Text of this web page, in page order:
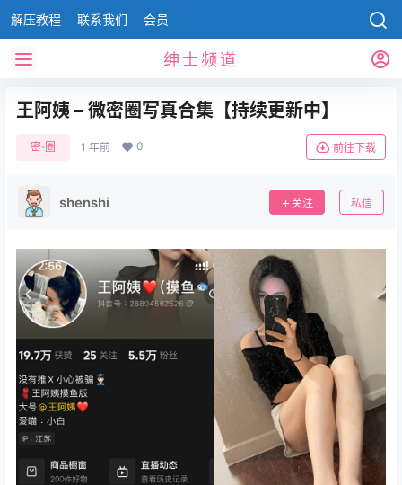
解压教程 联系我们 会员
绅士频道
王阿姨 – 微密圈写真合集【持续更新中】
密⋅圈 1 年前 0 前往下载
shenshi 关注 私信